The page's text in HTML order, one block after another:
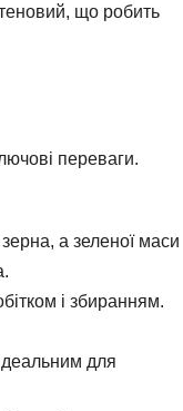
що робить
переваги.
а зеленої маси
і збиранням.
для